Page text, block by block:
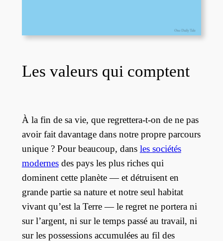
Les valeurs qui comptent
À la fin de sa vie, que regrettera-t-on de ne pas
avoir fait davantage dans notre propre parcours
unique ? Pour beaucoup, dans les sociétés
modernesdes pays les plus riches qui
dominent cette planète — et détruisent en
grande partie sa nature et notre seul habitat
vivant qu’est la Terre — le regret ne portera ni
sur l’argent, ni sur le temps passé au travail, ni
sur les possessions accumulées au fil des